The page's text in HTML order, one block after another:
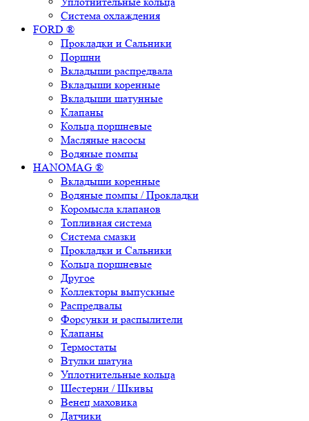
Система охлаждения
FORD ®
Прокладки и Сальники
Поршни
Вкладыши распредвала
Вкладыши коренные
Вкладыши шатунные
Клапаны
Кольца поршневые
Масляные насосы
Водяные помпы
HANOMAG ®
Вкладыши коренные
Водяные помпы / Прокладки
Коромысла клапанов
Топливная система
Система смазки
Прокладки и Сальники
Кольца поршневые
Другое
Коллекторы выпускные
Распредвалы
Форсунки и распылители
Клапаны
Термостаты
Втулки шатуна
Уплотнительные кольца
Шестерни / Шкивы
Венец маховика
Датчики